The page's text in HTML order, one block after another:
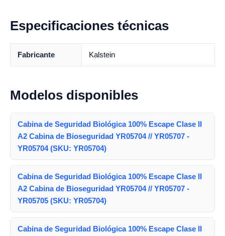
Especificaciones técnicas
Fabricante Kalstein
Modelos disponibles
Cabina de Seguridad Biológica 100% Escape Clase II
A2 Cabina de Bioseguridad YR05704 // YR05707 -
YR05704 (SKU: YR05704)
Cabina de Seguridad Biológica 100% Escape Clase II
A2 Cabina de Bioseguridad YR05704 // YR05707 -
YR05705 (SKU: YR05704)
Cabina de Seguridad Biológica 100% Escape Clase II